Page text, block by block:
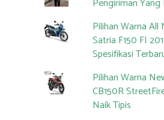
Pengiriman
Pilihan Warna All
Satria F150 FI
Spesifikasi
Pilihan Warna
CB150R
Naik Tipis